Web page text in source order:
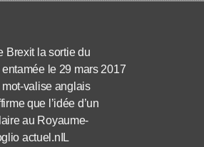
Brexit la sortie du
le 29 mars 2017
mot-valise anglais
que l’idée d’un
au Royaume-
actuel.nIL